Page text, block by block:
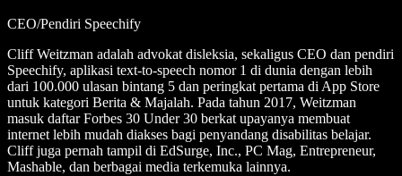
CEO/Pendiri Speechify
Cliff Weitzman adalah advokat disleksia, sekaligus CEO dan pendiri
Speechify, aplikasi text-to-speech nomor 1 di dunia dengan lebih
dari 100.000 ulasan bintang 5 dan peringkat pertama di App Store
untuk kategori Berita & Majalah. Pada tahun 2017, Weitzman
masuk daftar Forbes 30 Under 30 berkat upayanya membuat
internet lebih mudah diakses bagi penyandang disabilitas belajar.
Cliff juga pernah tampil di EdSurge, Inc., PC Mag, Entrepreneur,
Mashable, dan berbagai media terkemuka lainnya.